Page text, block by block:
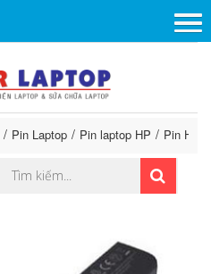
Pin Laptop Pin laptop HP Pin HP